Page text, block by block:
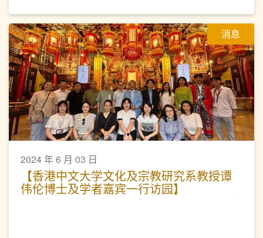
消息
2024 年 6 月 03 日
【香港中文大学文化及宗教研究系教授谭
伟伦博士及学者嘉宾一行访园】